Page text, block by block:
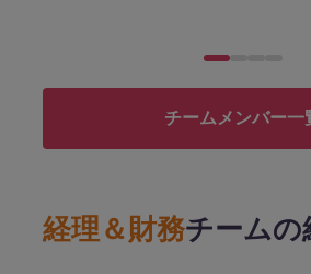
チームメンバー一
経理＆財務チームの